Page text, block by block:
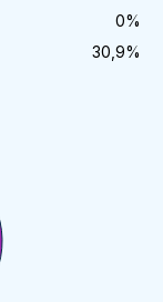
0%
30,9%